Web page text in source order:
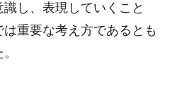
し、表現していくこと
重要な考え方であるとも